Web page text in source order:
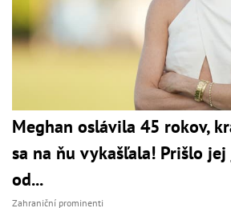
Meghan oslávila 45 rokov,
sa na ňu vykašľala! Prišlo
od...
Zahraniční prominenti